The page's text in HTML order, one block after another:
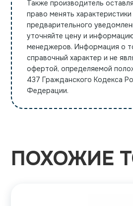
Также производитель
право менять
предварительного
уточняйте цену и
менеджеров. Информация о
справочный характер и не
офертой, определяемой
437 Гражданского Кодекса
Федерации.
ПОХОЖИЕ